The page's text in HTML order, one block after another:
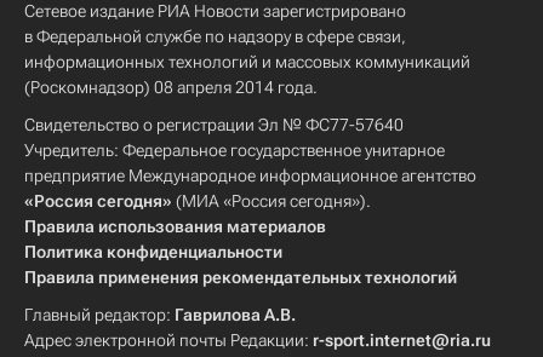
Сетевое издание РИА Новости зарегистрировано
в Федеральной службе по надзору в сфере связи,
информационных технологий и массовых коммуникаций
(Роскомнадзор) 08 апреля 2014 года.
Свидетельство о регистрации Эл № ФС77-57640
Учредитель: Федеральное государственное унитарное
предприятие Международное информационное агентство
«Россия сегодня» (МИА «Россия сегодня»).
Правила использования материалов
Политика конфиденциальности
Правила применения рекомендательных технологий
Главный редактор: Гаврилова А.В.
Адрес электронной почты Редакции: r-sport.internet@ria.ru